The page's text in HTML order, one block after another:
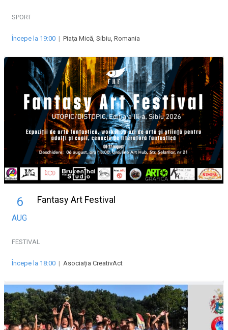
SPORT
Începe la 19:00 | Piața Mică, Sibiu, Romania
6
AUG
Fantasy Art Festival
FESTIVAL
Începe la 18:00 | Asociația CreativAct